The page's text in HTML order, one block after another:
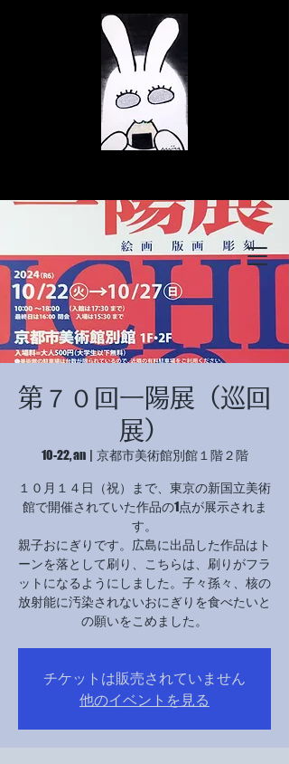
© Copyright
第７０回一陽展（巡回
展）
10-22, an
  |
京都市美術館別館１階２階
１０月１４日（祝）まで、東京の新国立美術
館で開催されていた作品の1点が展示されま
す。
親子おにぎりです。広島に出品した作品はト
ーンを落として刷り、こちらは、刷りがフラ
ットになるようにしました。子々孫々、核の
放射能に汚染されないおにぎりを食べたいと
の願いをこめました。
チケットは販売されていません
他のイベントを見る